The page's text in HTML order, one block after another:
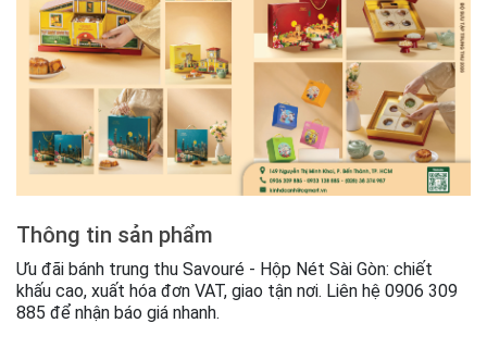
Thông tin sản phẩm
Ưu đãi bánh trung thu Savouré - Hộp Nét Sài Gòn: chiết
khấu cao, xuất hóa đơn VAT, giao tận nơi. Liên hệ 0906 309
885 để nhận báo giá nhanh.